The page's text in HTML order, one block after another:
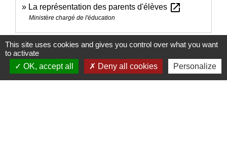
La représentation des parents d'élèves open_in_new
Ministère chargé de l'éducation
Signaler une erreur sur cette page
This site uses cookies and gives you control over what you want
to activate
OK, accept all
Deny all cookies Personalize